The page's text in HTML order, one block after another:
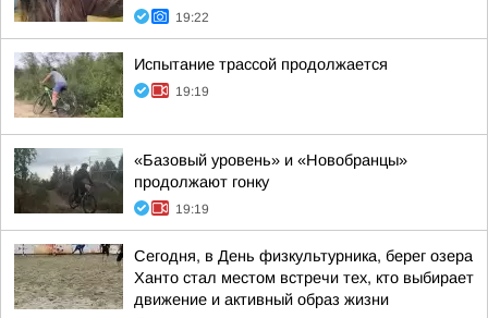
19:22
Испытание трассой продолжается
19:19
«Базовый уровень» и «Новобранцы»
продолжают гонку
19:19
Сегодня, в День физкультурника, берег озера
Ханто стал местом встречи тех, кто выбирает
движение и активный образ жизни